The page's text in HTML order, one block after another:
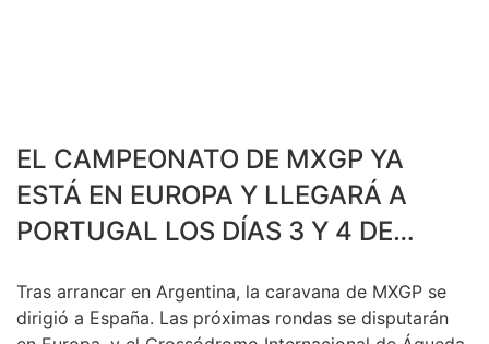
EL CAMPEONATO DE MXGP YA
ESTÁ EN EUROPA Y LLEGARÁ A
PORTUGAL LOS DÍAS 3 Y 4 DE
Tras arrancar en Argentina, la caravana de MXGP se
dirigió a España. Las próximas rondas se disputarán